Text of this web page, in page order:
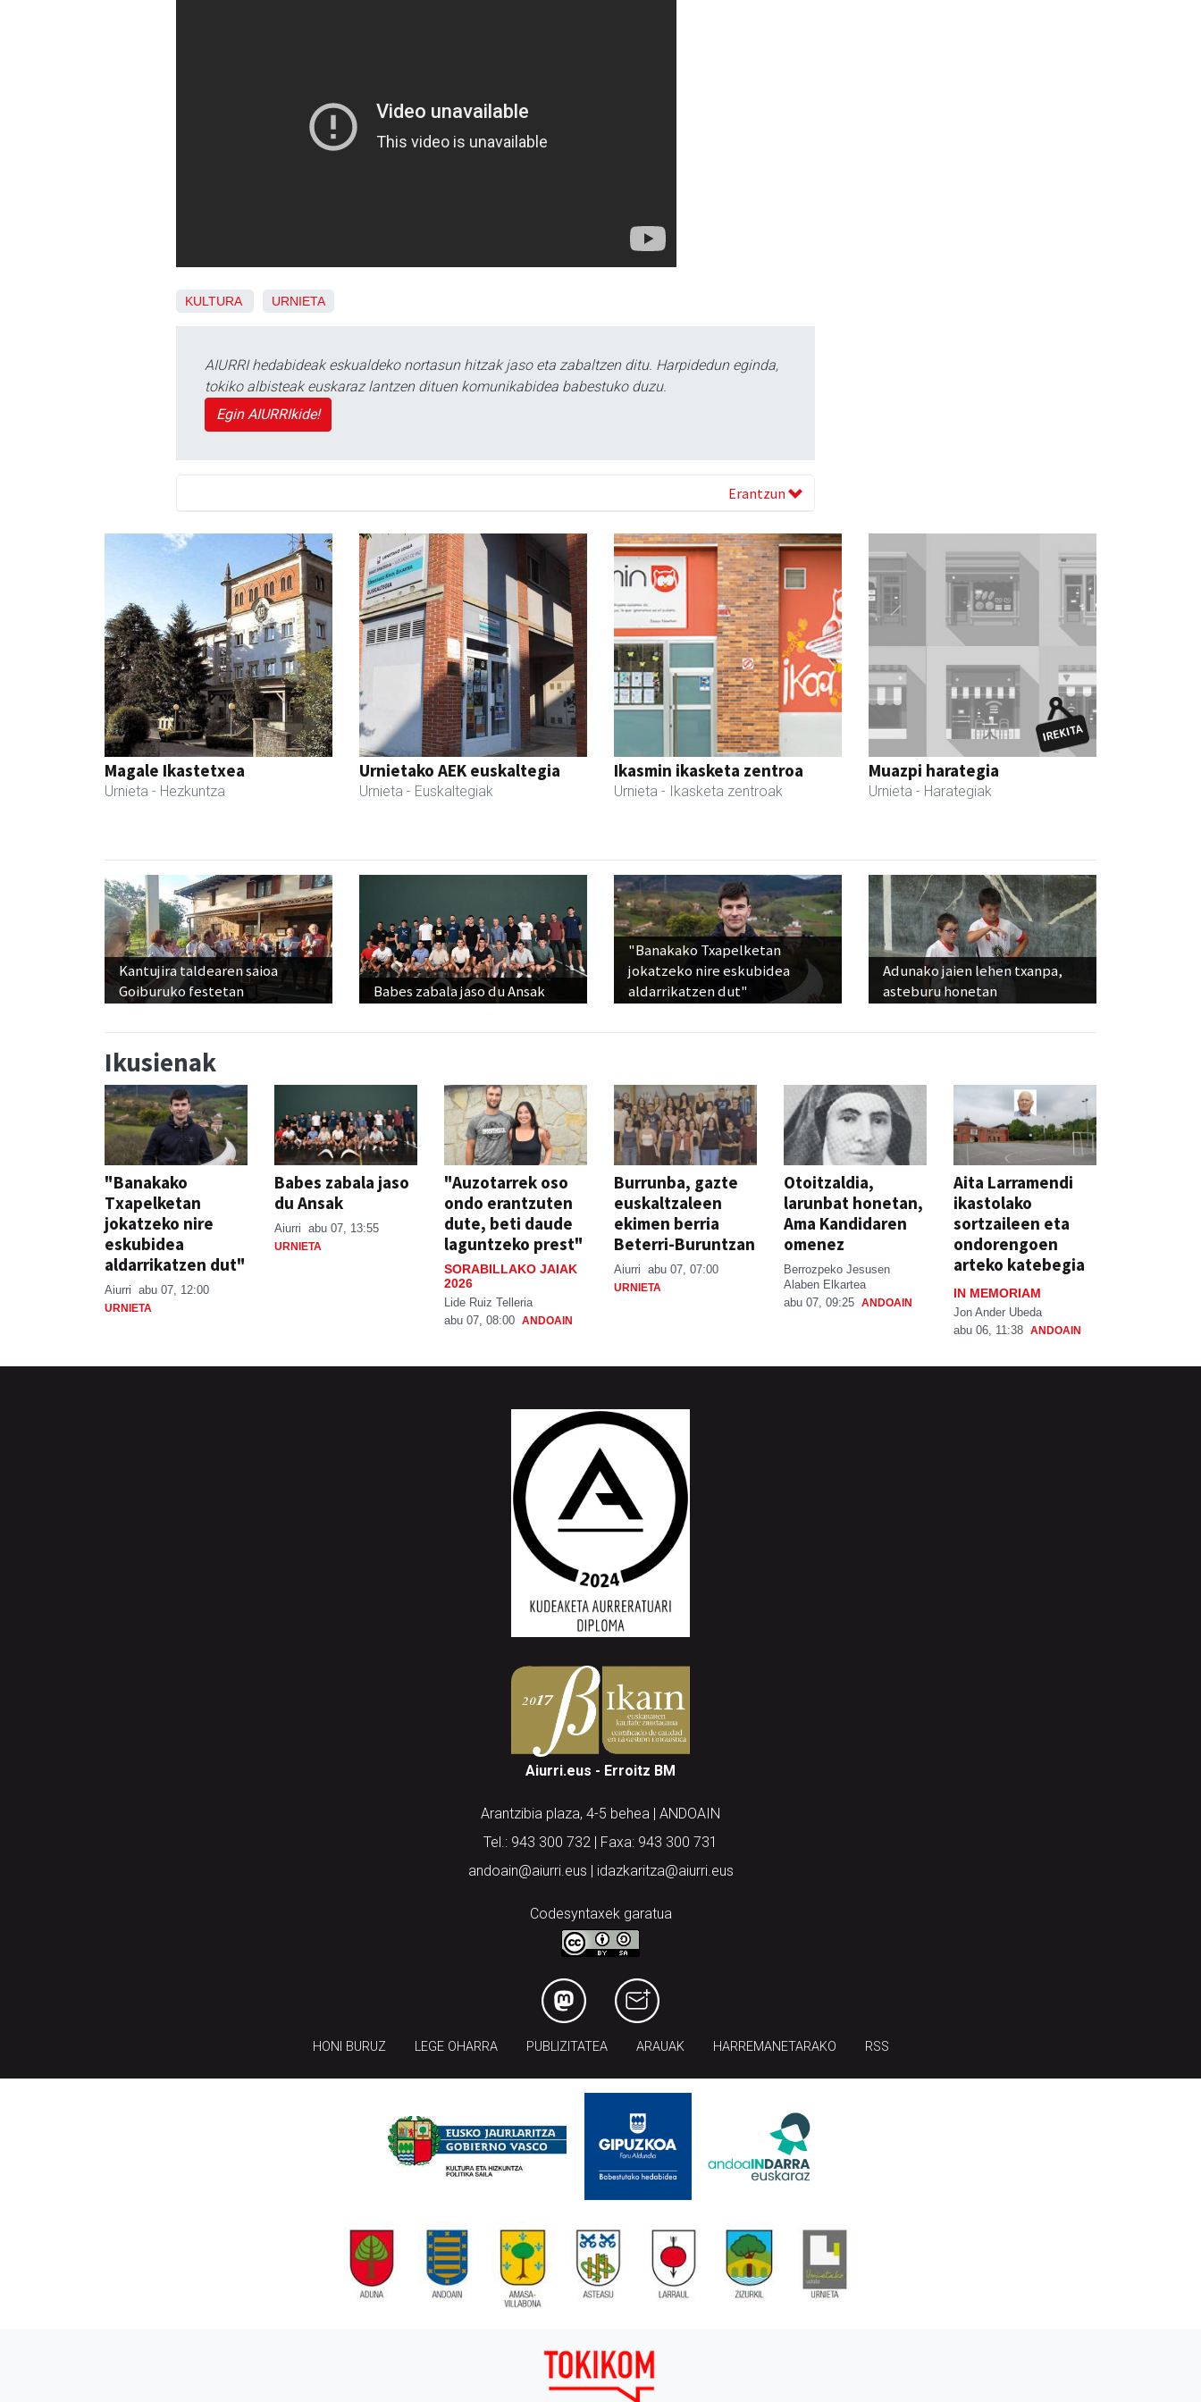
KULTURA URNIETA
AIURRI hedabideak eskualdeko nortasun hitzak jaso eta zabaltzen ditu. Harpidedun eginda,
tokiko albisteak euskaraz lantzen dituen komunikabidea babestuko duzu.
Egin AIURRIkide!
Erantzun
Magale Ikastetxea
Urnieta - Hezkuntza
Urnietako AEK euskaltegia
Urnieta - Euskaltegiak
Ikasmin ikasketa zentroa
Urnieta - Ikasketa zentroak
Muazpi harategia
Urnieta - Harategiak
Kantujira taldearen saioa
Goiburuko festetan
Babes zabala jaso du Ansak
"Banakako Txapelketan
jokatzeko nire eskubidea
aldarrikatzen dut"
Adunako jaien lehen txanpa,
asteburu honetan
Ikusienak
"Banakako
Txapelketan
jokatzeko nire
eskubidea
aldarrikatzen dut"
Aiurri abu 07, 12:00
URNIETA
Babes zabala jaso
du Ansak
Aiurri abu 07, 13:55
URNIETA
"Auzotarrek oso
ondo erantzuten
dute, beti daude
laguntzeko prest"
SORABILLAKO JAIAK
2026
Lide Ruiz Telleria
abu 07, 08:00 ANDOAIN
Burrunba, gazte
euskaltzaleen
ekimen berria
Beterri-Buruntzan
Aiurri abu 07, 07:00
URNIETA
Otoitzaldia,
larunbat honetan,
Ama Kandidaren
omenez
Berrozpeko Jesusen
Alaben Elkartea
abu 07, 09:25 ANDOAIN
Aita Larramendi
ikastolako
sortzaileen eta
ondorengoen
arteko katebegia
IN MEMORIAM
Jon Ander Ubeda
abu 06, 11:38 ANDOAIN
Aiurri.eus - Erroitz BM
Arantzibia plaza, 4-5 behea | ANDOAIN
Tel.: 943 300 732 | Faxa: 943 300 731
andoain@aiurri.eus | idazkaritza@aiurri.eus
Codesyntaxek garatua
HONI BURUZ LEGE OHARRA PUBLIZITATEA ARAUAK HARREMANETARAKO RSS